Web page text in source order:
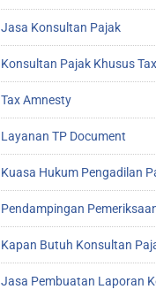
Jasa Konsultan Pajak
Konsultan Pajak Khusus
Tax Amnesty
Layanan TP Document
Kuasa Hukum Pengadilan
Pendampingan
Kapan Butuh Konsultan
Jasa Pembuatan Laporan